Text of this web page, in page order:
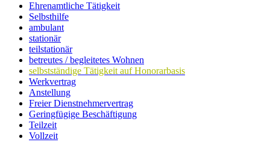
Ehrenamtliche Tätigkeit
Selbsthilfe
ambulant
stationär
teilstationär
betreutes / begleitetes Wohnen
selbstständige Tätigkeit auf Honorarbasis
Werkvertrag
Anstellung
Freier Dienstnehmervertrag
Geringfügige Beschäftigung
Teilzeit
Vollzeit